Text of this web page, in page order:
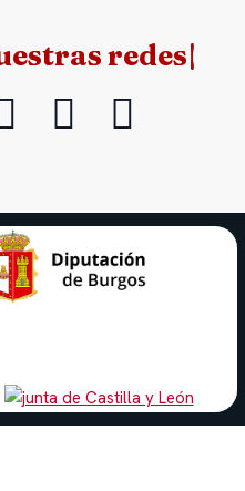
nuestr|